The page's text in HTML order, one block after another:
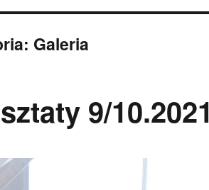
Galeria
9/